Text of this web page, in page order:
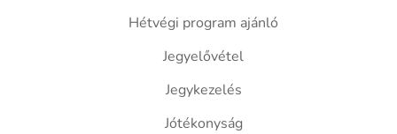
Hétvégi program ajánló
Jegyelővétel
Jegykezelés
Jótékonyság